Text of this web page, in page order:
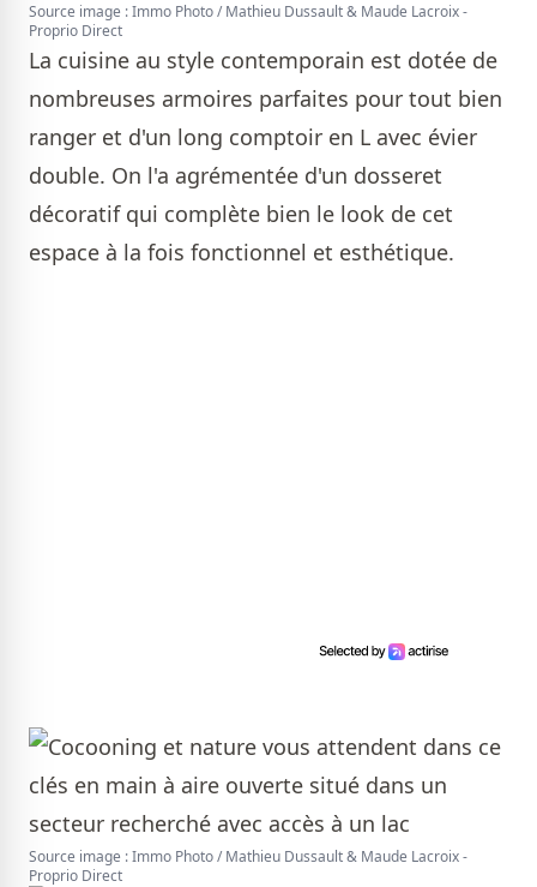
Source image : Immo Photo / Mathieu Dussault & Maude Lacroix -
Proprio Direct
La cuisine au style contemporain est dotée de
nombreuses armoires parfaites pour tout bien
ranger et d'un long comptoir en L avec évier
double. On l'a agrémentée d'un dosseret
décoratif qui complète bien le look de cet
espace à la fois fonctionnel et esthétique.
Source image : Immo Photo / Mathieu Dussault & Maude Lacroix -
Proprio Direct